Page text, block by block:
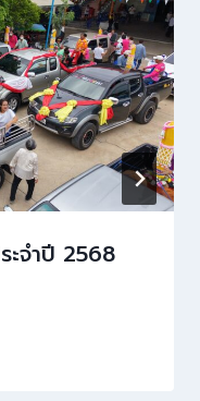
ะจำปี 2568